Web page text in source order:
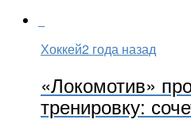
Хоккей2 года назад
«Локомотив»
тренировку: